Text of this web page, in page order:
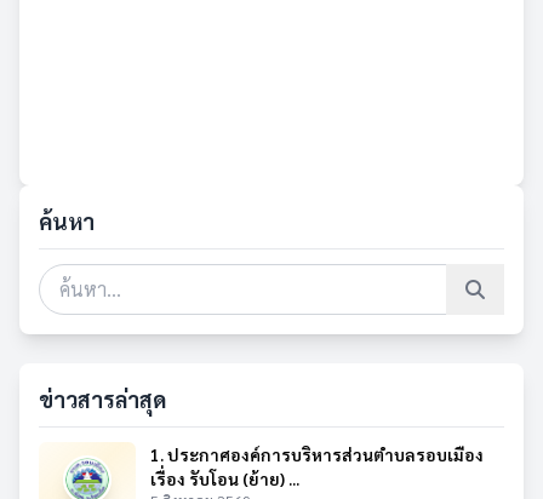
ค้นหา
ข่าวสารล่าสุด
1. ประกาศองค์การบริหารส่วนตำบลรอบเมือง
เรื่อง รับโอน (ย้าย) ...